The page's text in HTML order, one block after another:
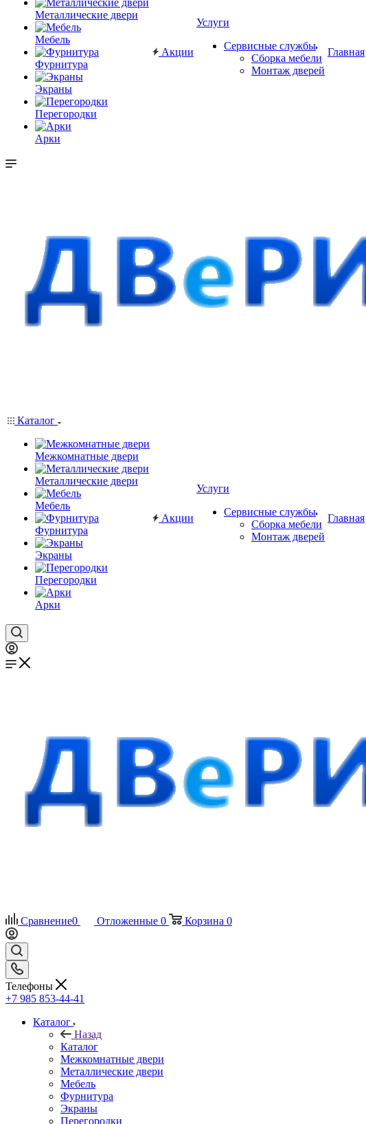
Металлические двери
Мебель
Фурнитура
Экраны
Перегородки
Арки
Акции
Услуги
Сервисные службы
Сборка мебели
Монтаж дверей
Главная
Каталог
Межкомнатные двери
Металлические двери
Мебель
Фурнитура
Экраны
Перегородки
Арки
Акции
Услуги
Сервисные службы
Сборка мебели
Монтаж дверей
Главная
Сравнение0 Отложенные 0 Корзина 0
Телефоны
+7 985 853-44-41
Каталог
Назад
Каталог
Межкомнатные двери
Металлические двери
Мебель
Фурнитура
Экраны
Перегородки